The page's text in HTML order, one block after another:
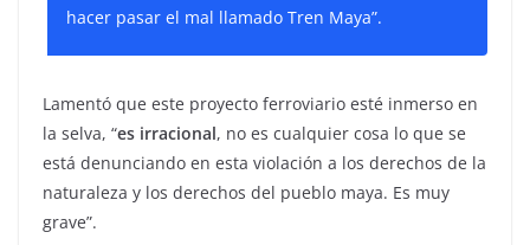
hacer pasar el mal llamado Tren Maya”.
Lamentó que este proyecto ferroviario esté inmerso en
la selva, “es irracional, no es cualquier cosa lo que se
está denunciando en esta violación a los derechos de la
naturaleza y los derechos del pueblo maya. Es muy
grave”.